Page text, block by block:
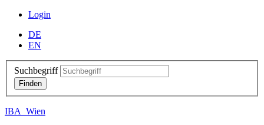
Login
DE
EN
Suchbegriff
IBA_Wien